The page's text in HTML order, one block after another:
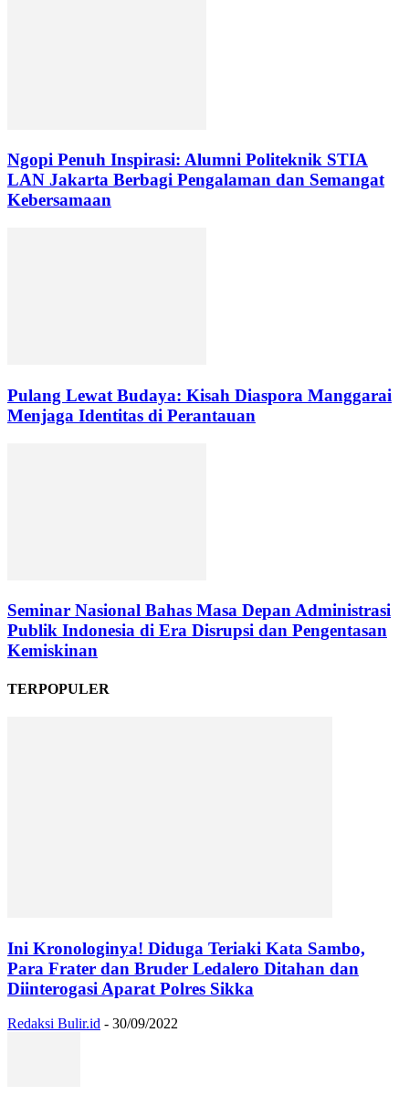
Ngopi Penuh Inspirasi: Alumni Politeknik STIA
LAN Jakarta Berbagi Pengalaman dan Semangat
Kebersamaan
Pulang Lewat Budaya: Kisah Diaspora Manggarai
Menjaga Identitas di Perantauan
Seminar Nasional Bahas Masa Depan Administrasi
Publik Indonesia di Era Disrupsi dan Pengentasan
Kemiskinan
TERPOPULER
Ini Kronologinya! Diduga Teriaki Kata Sambo,
Para Frater dan Bruder Ledalero Ditahan dan
Diinterogasi Aparat Polres Sikka
Redaksi Bulir.id - 30/09/2022